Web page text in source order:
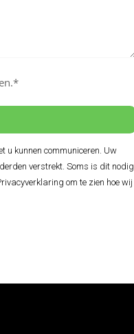
u kunnen communiceren. Uw
verstrekt. Soms is dit nodig
om te zien hoe wij